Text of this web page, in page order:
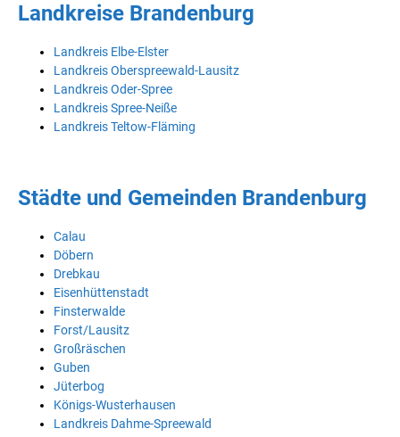
Landkreise Brandenburg
Landkreis Elbe-Elster
Landkreis Oberspreewald-Lausitz
Landkreis Oder-Spree
Landkreis Spree-Neiße
Landkreis Teltow-Fläming
Städte und Gemeinden Brandenburg
Calau
Döbern
Drebkau
Eisenhüttenstadt
Finsterwalde
Forst/Lausitz
Großräschen
Guben
Jüterbog
Königs-Wusterhausen
Landkreis Dahme-Spreewald